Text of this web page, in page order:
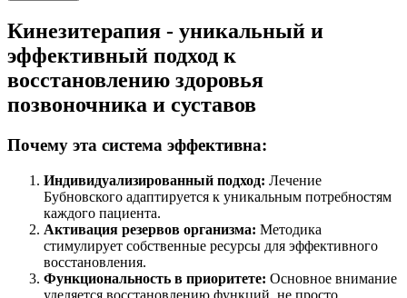
Кинезитерапия - уникальный и
эффективный подход к
восстановлению здоровья
позвоночника и суставов
Почему эта система эффективна:
Индивидуализированный подход: Лечение
Бубновского адаптируется к уникальным потребностям
каждого пациента.
Активация резервов организма: Методика
стимулирует собственные ресурсы для эффективного
восстановления.
Функциональность в приоритете: Основное внимание
уделяется восстановлению функций, не просто